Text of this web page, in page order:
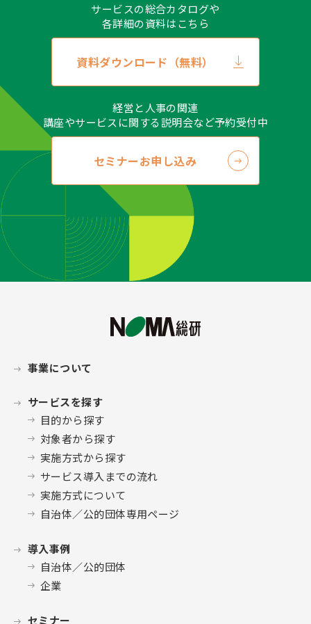
サービスの総合カタログや
各詳細の資料はこちら
資料ダウンロード（無料）
経営と人事の関連
講座やサービスに関する説明会など予約受付中
セミナーお申し込み
事業について
サービスを探す
目的から探す
対象者から探す
実施方式から探す
サービス導入までの流れ
実施方式について
自治体／公的団体専用ページ
導入事例
自治体／公的団体
企業
セミナー